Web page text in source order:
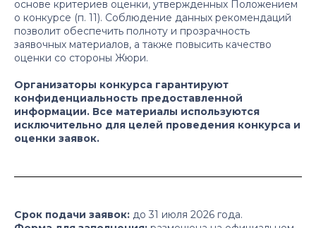
основе критериев оценки, утвержденных Положением
о конкурсе (п. 11). Соблюдение данных рекомендаций
позволит обеспечить полноту и прозрачность
заявочных материалов, а также повысить качество
оценки со стороны Жюри.
Организаторы конкурса гарантируют
конфиденциальность предоставленной
информации. Все материалы используются
исключительно для целей проведения конкурса и
оценки заявок.
Срок подачи заявок: до 31 июля 2026 года.